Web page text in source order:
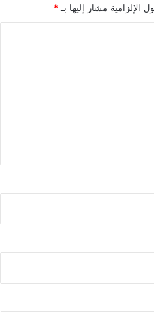
الإلزامية مشار إليها بـ *